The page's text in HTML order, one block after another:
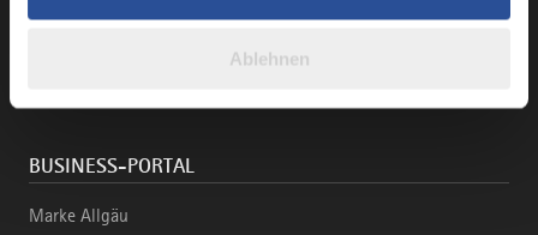
weiteren Daten zusammen, die Sie ihnen bereitgestellt
Ablehnen
BUSINESS-PORTAL
Marke Allgäu